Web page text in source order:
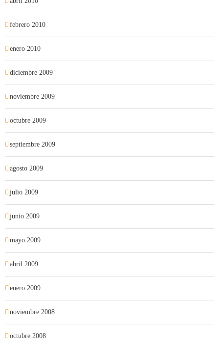
febrero 2010
enero 2010
diciembre 2009
noviembre 2009
octubre 2009
septiembre 2009
agosto 2009
julio 2009
junio 2009
mayo 2009
abril 2009
enero 2009
noviembre 2008
octubre 2008